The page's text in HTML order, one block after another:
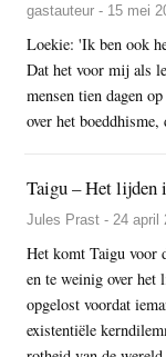
gastauteur - 15 mei
Loekie: 'Ik ben ook
Dat het voor mij als
mensen tien dagen
over het boeddhisme,
Taigu – Het lijden
Jules Prast - 24 april
Het komt Taigu voor
en te weinig over het
opgelost voordat
existentiële